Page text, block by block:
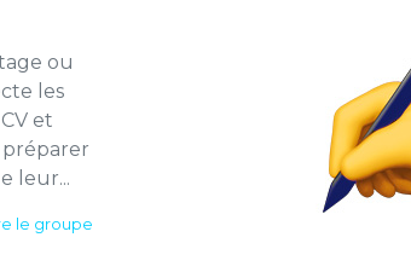
ou
les
et
préparer
leur...
le groupe